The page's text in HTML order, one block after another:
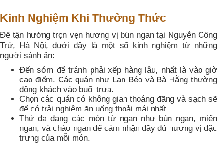
Kinh Nghiệm Khi Thưởng Thức
Để tận hưởng trọn vẹn hương vị bún ngan tại Nguyễn Công
Trứ, Hà Nội, dưới đây là một số kinh nghiệm từ những
người sành ăn:
Đến sớm để tránh phải xếp hàng lâu, nhất là vào giờ
cao điểm. Các quán như Lan Béo và Bà Hằng thường
đông khách vào buổi trưa.
Chọn các quán có không gian thoáng đãng và sạch sẽ
để có trải nghiệm ăn uống thoải mái nhất.
Thử đa dạng các món từ ngan như bún ngan, miến
ngan, và cháo ngan để cảm nhận đầy đủ hương vị đặc
trưng của mỗi món.